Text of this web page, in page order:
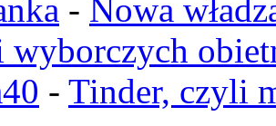
- Nowa
wyborczych
- Tinder, czyli